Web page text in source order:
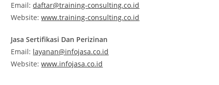
Email:daftar@training-consulting.co.id
Website:www.training-consulting.co.id
Jasa Sertifikasi Dan Perizinan
Email: layanan@infojasa.co.id
Website:www.infojasa.co.id